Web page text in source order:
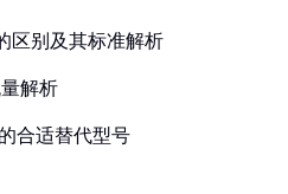
区别及其标准解析
解析
合适替代型号